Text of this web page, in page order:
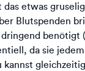
etwas
Blutspenden
benötigt
da sie